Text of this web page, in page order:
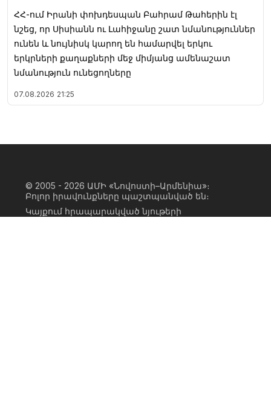
ՀՀ-ում Իրանի փոխդեսպան Բահրամ Թահերին էլ
նշեց, որ Սիսիանն ու Լահիջանը շատ նմանություններ
ունեն և նույնիսկ կարող են համարվել երկու
երկրների քաղաքների մեջ միմյանց ամենաշատ
նմանություն ունեցողները
07.08.2026 21:25
© 2005 - 2026 ԱՄԻ «Նովոստի–Արմենիա»։
Բոլոր իրավունքները պաշտպանված են։
Կայքում հրապարակված նյութերի